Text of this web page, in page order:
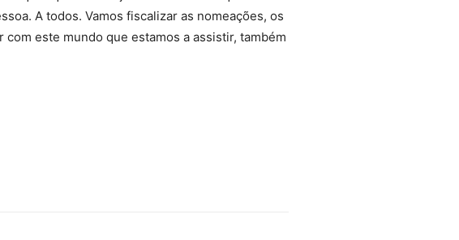
A todos. Vamos fiscalizar as nomeações, os
este mundo que estamos a assistir, também